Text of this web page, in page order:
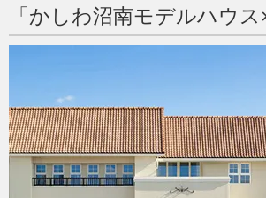
「かしわ沼南モデルハウ